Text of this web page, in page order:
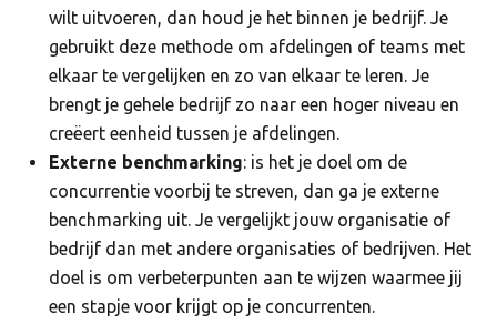
wilt uitvoeren, dan houd je het binnen je bedrijf. Je
gebruikt deze methode om afdelingen of teams met
elkaar te vergelijken en zo van elkaar te leren. Je
brengt je gehele bedrijf zo naar een hoger niveau en
creëert eenheid tussen je afdelingen.
Externe benchmarking: is het je doel om de
concurrentie voorbij te streven, dan ga je externe
benchmarking uit. Je vergelijkt jouw organisatie of
bedrijf dan met andere organisaties of bedrijven. Het
doel is om verbeterpunten aan te wijzen waarmee jij
een stapje voor krijgt op je concurrenten.